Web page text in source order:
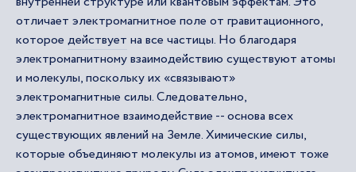
отличает электромагнитное поле от гравитационного,
которое действует на все частицы. Но благодаря
электромагнитному взаимодействию существуют атомы
и молекулы, поскольку их «связывают»
электромагнитные силы. Следовательно,
электромагнитное взаимодействие -- основа всех
существующих явлений на Земле. Химические силы,
которые объединяют молекулы из атомов, имеют тоже